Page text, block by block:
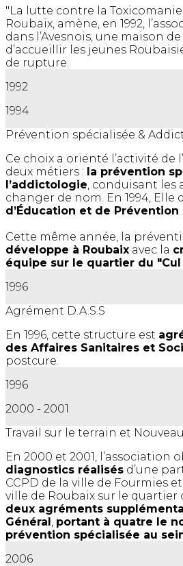
"La lutte contre la
Roubaix, amène, en 1992,
dans l’Avesnois, une maison
d’accueillir les jeunes
de rupture.
1992
1994
Prévention spécialisée &
Ce choix a orienté l’activité de
deux métiers : la prévention
l’addictologie, conduisant les
changer de nom. En 1994, Elle
d’Éducation et de Prévention.
Cette même année, la
développe à Roubaix avec la
équipe sur le quartier du "Cul
1996
Agrément D.A.S.S
En 1996, cette structure est
des Affaires Sanitaires et
postcure.
1996
2000 - 2001
Travail sur le terrain et
En 2000 et 2001, l’association
diagnostics réalisés d’une
CCPD de la ville de Fourmies
ville de Roubaix sur le quartier
deux agréments
Général, portant à quatre le
prévention spécialisée au sein
2006